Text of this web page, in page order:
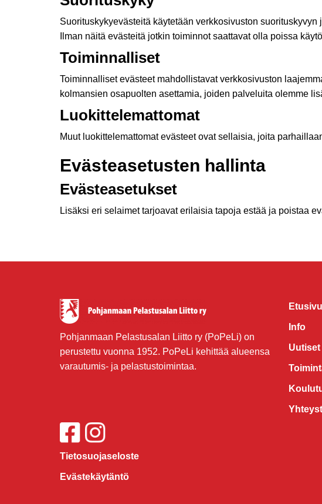
Suorituskykyevästeitä käytetään verkkosivuston
Ilman näitä evästeitä jotkin toiminnot saattavat olla poissa
Toiminnalliset
Toiminnalliset evästeet mahdollistavat verkkosivuston
kolmansien osapuolten asettamia, joiden palveluita olemme
Luokittelemattomat
Muut luokittelemattomat evästeet ovat sellaisia, joita
Evästeasetusten hallinta
Evästeasetukset
Lisäksi eri selaimet tarjoavat erilaisia tapoja estää ja poistaa
Pohjanmaan Pelastusalan Liitto ry (PoPeLi) on
perustettu vuonna 1952. PoPeLi kehittää alueensa
varautumis- ja pelastustoimintaa.
Etusivu
Info
Uutiset
Tietosuojaseloste
Evästekäytäntö